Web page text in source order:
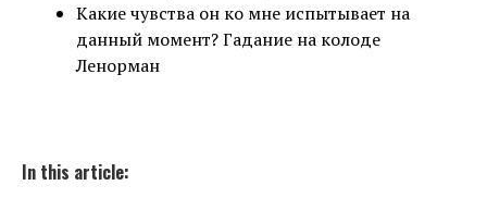
Какие чувства он ко мне испытывает на
данный момент? Гадание на колоде
Ленорман
In this article: